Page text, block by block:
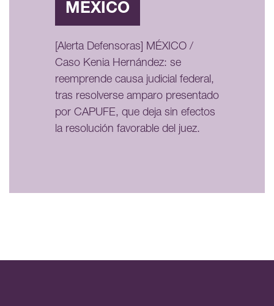
MÉXICO
[Alerta Defensoras] MÉXICO /
Caso Kenia Hernández: se
reemprende causa judicial federal,
tras resolverse amparo presentado
por CAPUFE, que deja sin efectos
la resolución favorable del juez.